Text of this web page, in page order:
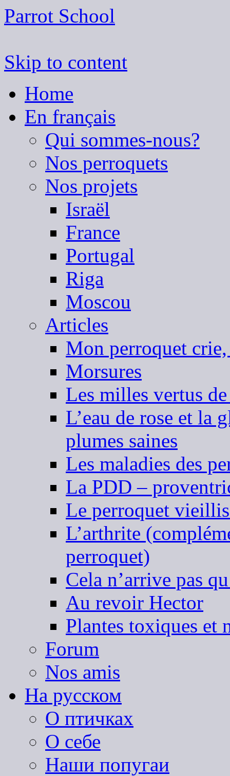
Parrot School
Skip to content
Home
En français
Qui sommes-nous?
Nos perroquets
Nos projets
Israël
France
Portugal
Riga
Moscou
Articles
Mon perroquet
Morsures
Les milles vertus
L’eau de rose et la
plumes saines
Les maladies des
La PDD –
Le perroquet
L’arthrite
perroquet)
Cela n’arrive pas
Au revoir Hector
Plantes toxiques et
Forum
Nos amis
На русском
О птичках
О себе
Наши попугаи